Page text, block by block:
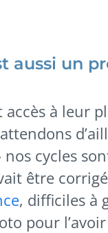
aussi un
à leur
cycles
être
, difficiles à
pour